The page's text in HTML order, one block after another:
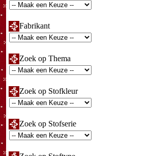
Fabrikant
Zoek op Thema
Zoek op Stofkleur
Zoek op Stofserie